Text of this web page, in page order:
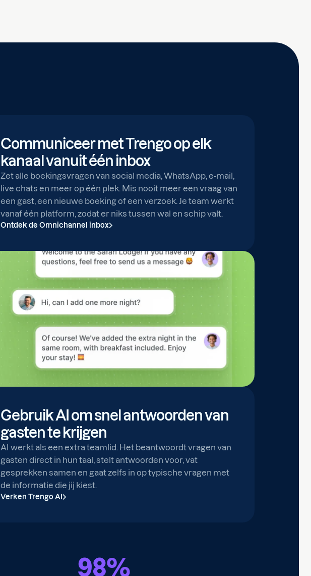
Communiceer met Trengo op elk
kanaal vanuit één inbox
Zet alle boekingsvragen van social media, WhatsApp, e-mail,
live chats en meer op één plek. Mis nooit meer een vraag van
een gast, een nieuwe boeking of een verzoek. Je team werkt
vanaf één platform, zodat er niks tussen wal en schip valt.
Ontdek de Omnichannel inbox
Gebruik AI om snel antwoorden van
gasten te krijgen
AI werkt als een extra teamlid. Het beantwoordt vragen van
gasten direct in hun taal, stelt antwoorden voor, vat
gesprekken samen en gaat zelfs in op typische vragen met
de informatie die jij kiest.
Verken Trengo AI
98%